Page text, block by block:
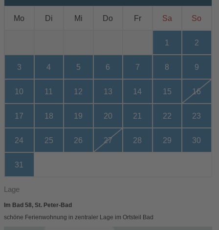
Mo Di Mi Do Fr Sa So
1 2
3 4 5 6 7 8 9
10 11 12 13 14 15 16
17 18 19 20 21 22 23
24 25 26 27 28 29 30
31
Lage
Im Bad 58, St. Peter-Bad
schöne Ferienwohnung in zentraler Lage im Ortsteil Bad